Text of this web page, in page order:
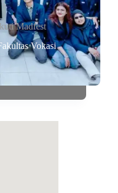
Madfest
Vokasi